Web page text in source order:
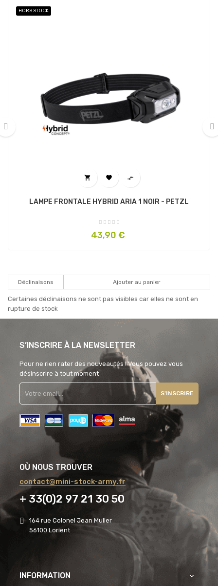
HORS STOCK
  
LAMPE FRONTALE HYBRID ARIA 1 NOIR - PETZL
Prix
43,90 €
Déclinaisons Ajouter au panier
Certaines déclinaisons ne sont pas visibles car elles ne sont en
rupture de stock
S’INSCRIRE À LA NEWSLETTER
Pour ne rien rater des nouveautés ! Vous pouvez vous
désinscrire à tout moment
S'INSCRIRE
OÙ NOUS TROUVER
contact@mini-stock-army.fr
+ 33(0)2 97 21 30 50
164 rue Colonel Jean Muller
56100 Lorient
INFORMATION 